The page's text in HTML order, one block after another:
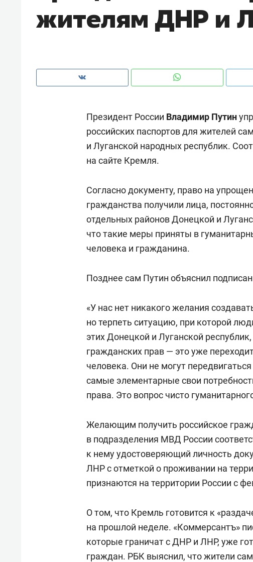
жителям ДНР и
Президент России Владимир Путин
российских паспортов для жителей
и Луганской народных республик.
на сайте Кремля.
Согласно документу, право на
гражданства получили лица,
отдельных районов Донецкой и
что такие меры приняты в
человека и гражданина.
Позднее сам Путин объяснил
«У нас нет никакого желания
но терпеть ситуацию, при которой
этих Донецкой и Луганской
гражданских прав — это уже
человека. Они не могут
самые элементарные свои
права. Это вопрос чисто
Желающим получить российское
в подразделения МВД России
к нему удостоверяющий личность
ЛНР с отметкой о проживании на
признаются на территории России с
О том, что Кремль готовится к
на прошлой неделе. «Коммерсантъ»
которые граничат с ДНР и ЛНР, уже
граждан. РБК выяснил, что жители
рынки, почему надо знать аксакалов и
чем интересен Оман?
о
Как ГК «МИР ГРУПП» и ВТБ
создают оазис жилого
комфорта под Казанью
150 камер
ID вместо